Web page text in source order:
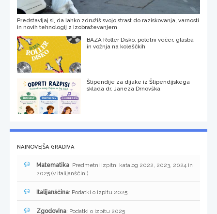
Predstavljaj si, da lahko združiš svojo strast do raziskovanja, varnosti
in novih tehnologij z izobraževanjem
BAZA Roller Disko: poletni večer, glasba
in vožnja na koleščkih
Štipendije za dijake iz Štipendijskega
sklada dr. Janeza Drnovška
NAJNOVEJŠA GRADIVA
Matematika: Predmetni izpitni katalog 2022, 2023, 2024 in
2025 (v italijanščini)
Italijanščina: Podatki o izpitu 2025
Zgodovina: Podatki o izpitu 2025